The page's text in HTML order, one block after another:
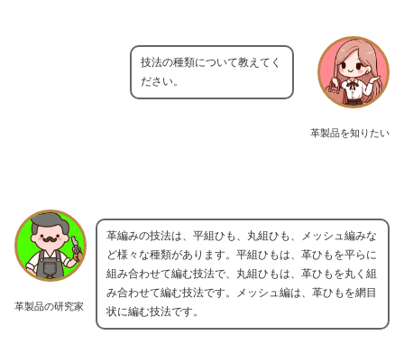
革製品を知りたい
技法の種類について教えてく
ださい。
革製品の研究家
革編みの技法は、平組ひも、丸組ひも、メッシュ編みな
ど様々な種類があります。平組ひもは、革ひもを平らに
組み合わせて編む技法で、丸組ひもは、革ひもを丸く組
み合わせて編む技法です。メッシュ編は、革ひもを網目
状に編む技法です。